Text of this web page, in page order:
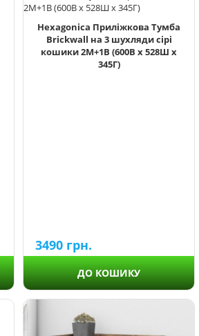
Hexagonica Приліжкова Тумба
Brickwall на 3 шухляди сірі
кошики 2М+1В (600В х 528Ш х
345Г)
3490 грн.
ДО КОШИКУ